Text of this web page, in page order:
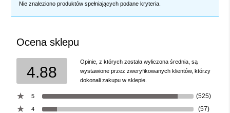
Nie znaleziono produktów spełniających podane kryteria.
Ocena sklepu
4.88
Opinie, z których została wyliczona średnia, są
wystawione przez zweryfikowanych klientów, którzy
dokonali zakupu w sklepie.
5 (525)
4 (57)